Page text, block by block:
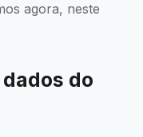
agora, neste
do